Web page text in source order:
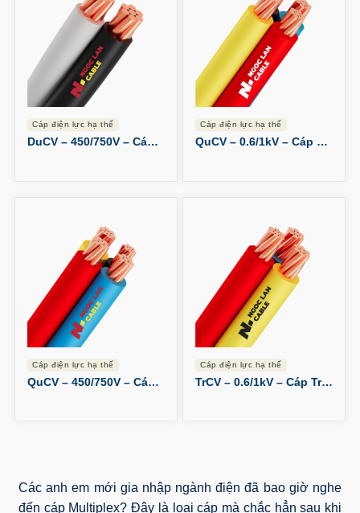
cáp điện lực hạ thế
DuCV – 450/750V – Cáp Duplex Đồng
cáp điện lực hạ thế
QuCV – 0.6/1kV – Cáp Quadruplex
cáp điện lực hạ thế
QuCV – 450/750V – Cáp Quadruplex
cáp điện lực hạ thế
TrCV – 0.6/1kV – Cáp Triplex
Các anh em mới gia nhập ngành điện đã bao giờ nghe
đến cáp Multiplex? Đây là loại cáp mà chắc hẳn sau khi